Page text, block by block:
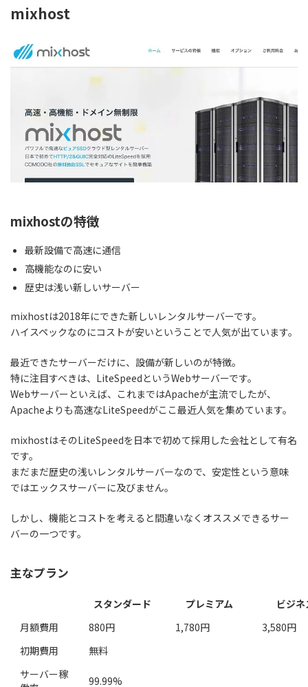
mixhost
mixhostの特徴
最新設備で高速に通信
高機能なのに安い
歴史は浅い新しいサーバー
mixhostは2018年にできた新しいレンタルサーバーです。
ハイスペックなのにコストが安いということで人気が出ています。
最近できたサーバーだけに、 設備が新しいのが特徴。
特に注目すべきは、LiteSpeedというWebサーバーです。
Webサーバーといえば、これまではApacheが主流でしたが、
Apacheよりも高速なLiteSpeedがここ最近人気を集めています。
mixhostはそのLiteSpeedを日本で初めて採用した会社として有名
です。
まだまだ歴史の浅いレンタルサーバーなので、 安定性という意味
ではエックスサーバーに及びません。
しかし、機能とコストを考えると間違いなくオススメできるサー
バーの一つです。
主なプラン
スタンダード プレミアム
ビジネ
月額費用
880円 1,780円
3,580円
初期費用
無料
サーバー稼
99.99%